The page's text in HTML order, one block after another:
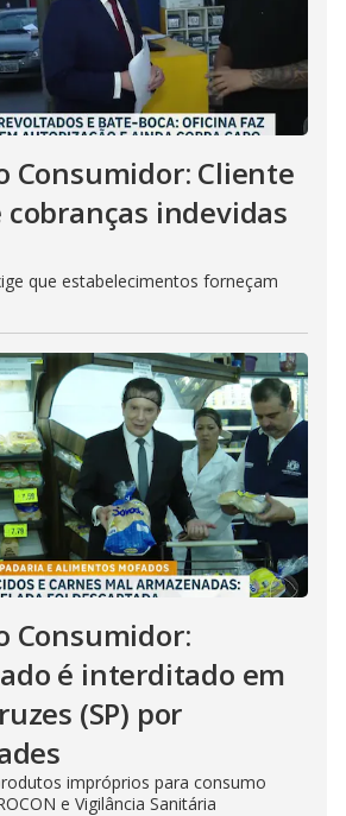
Consumidor: Cliente
cobranças indevidas
que estabelecimentos forneçam
Consumidor:
é interditado em
(SP) por
impróprios para consumo
e Vigilância Sanitária